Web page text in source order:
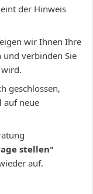
der Hinweis
wir Ihnen Ihre
und verbinden Sie
geschlossen,
auf neue
stellen"
auf.